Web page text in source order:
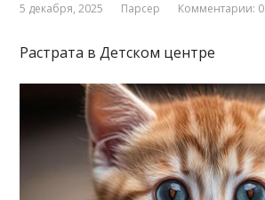
5 декабря, 2025 Парсер Комментарии: 0
Растрата в Детском центре